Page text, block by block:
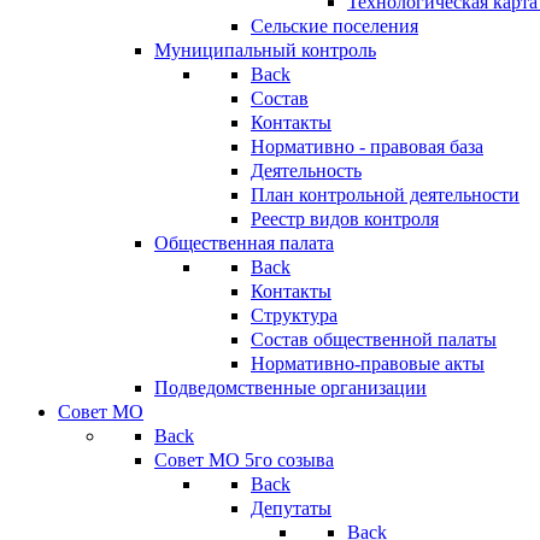
Сельские поселения
Муниципальный контроль
Back
Состав
Контакты
Нормативно - правовая база
Деятельность
План контрольной деятельности
Реестр видов контроля
Общественная палата
Back
Контакты
Структура
Состав общественной палаты
Нормативно-правовые акты
Подведомственные организации
Совет МО
Back
Совет МО 5го созыва
Back
Депутаты
Back